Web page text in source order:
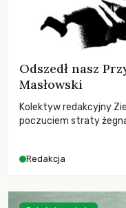
Odszedł nasz
Masłowski
Kolektyw redakcyjny
poczuciem straty
Redakcja